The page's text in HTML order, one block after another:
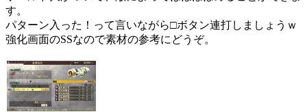
す。
パターン入った！って言いながら□ボタン連打しましょうｗ
強化画面のSSなので素材の参考にどうぞ。